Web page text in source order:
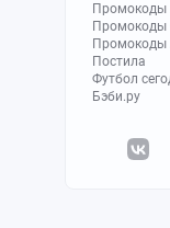
Промокоды
Промокоды
Промокоды
Постила
Футбол
Бэби.ру